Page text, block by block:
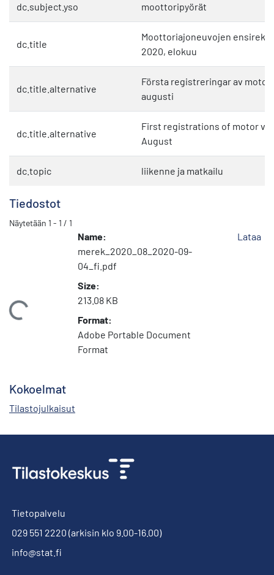
dc.subject.yso moottoripyörät
dc.title
Moottoriajoneuvojen
2020, elokuu
dc.title.alternative
Första registreringar av
augusti
dc.title.alternative
First registrations of motor
August
dc.topic liikenne ja matkailu
Tiedostot
Näytetään 1 - 1 / 1
Ladataan...
Name:
merek_2020_08_2020-09-
04_fi.pdf
Size:
213.08 KB
Format:
Adobe Portable Document
Format
Lataa
Kokoelmat
Tilastojulkaisut
Tietopalvelu
029 551 2220 (arkisin klo 9.00-16.00)
info@stat.fi